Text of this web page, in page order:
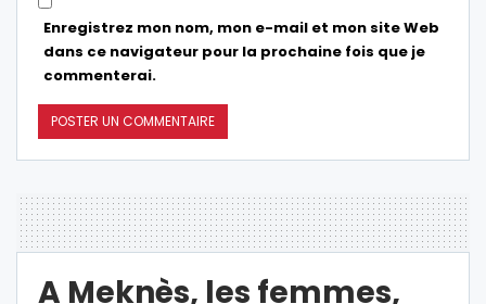
Enregistrez mon nom, mon e-mail et mon site Web
dans ce navigateur pour la prochaine fois que je
commenterai.
A Meknès, les femmes,